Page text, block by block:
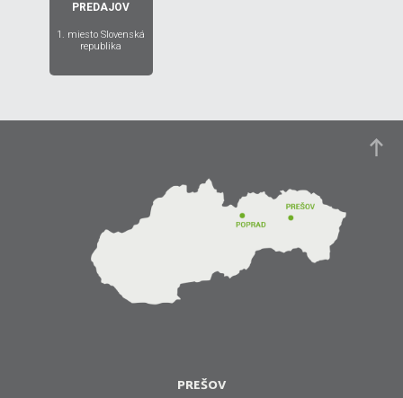
PREDAJOV
1. miesto Slovenská
republika
PREŠOV